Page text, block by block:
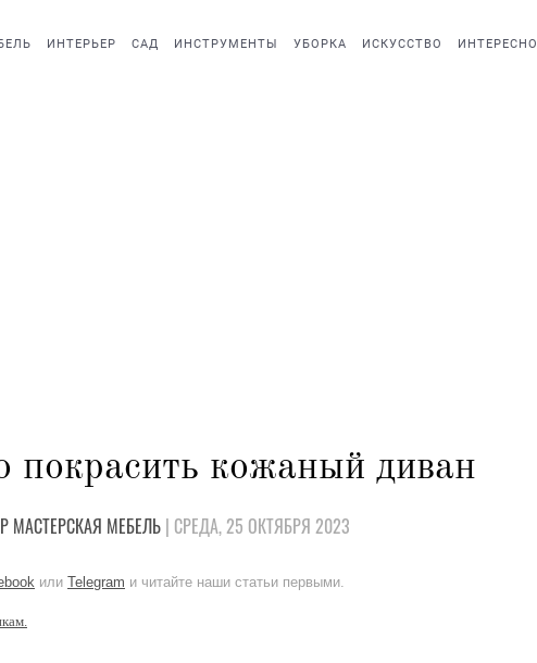
ИНТЕРЬЕР САД ИНСТРУМЕНТЫ УБОРКА ИСКУССТВО ИНТЕРЕСНО
покрасить кожаный диван
МАСТЕРСКАЯ МЕБЕЛЬ | СРЕДА, 25 ОКТЯБРЯ 2023
или Telegram и читайте наши статьи первыми.